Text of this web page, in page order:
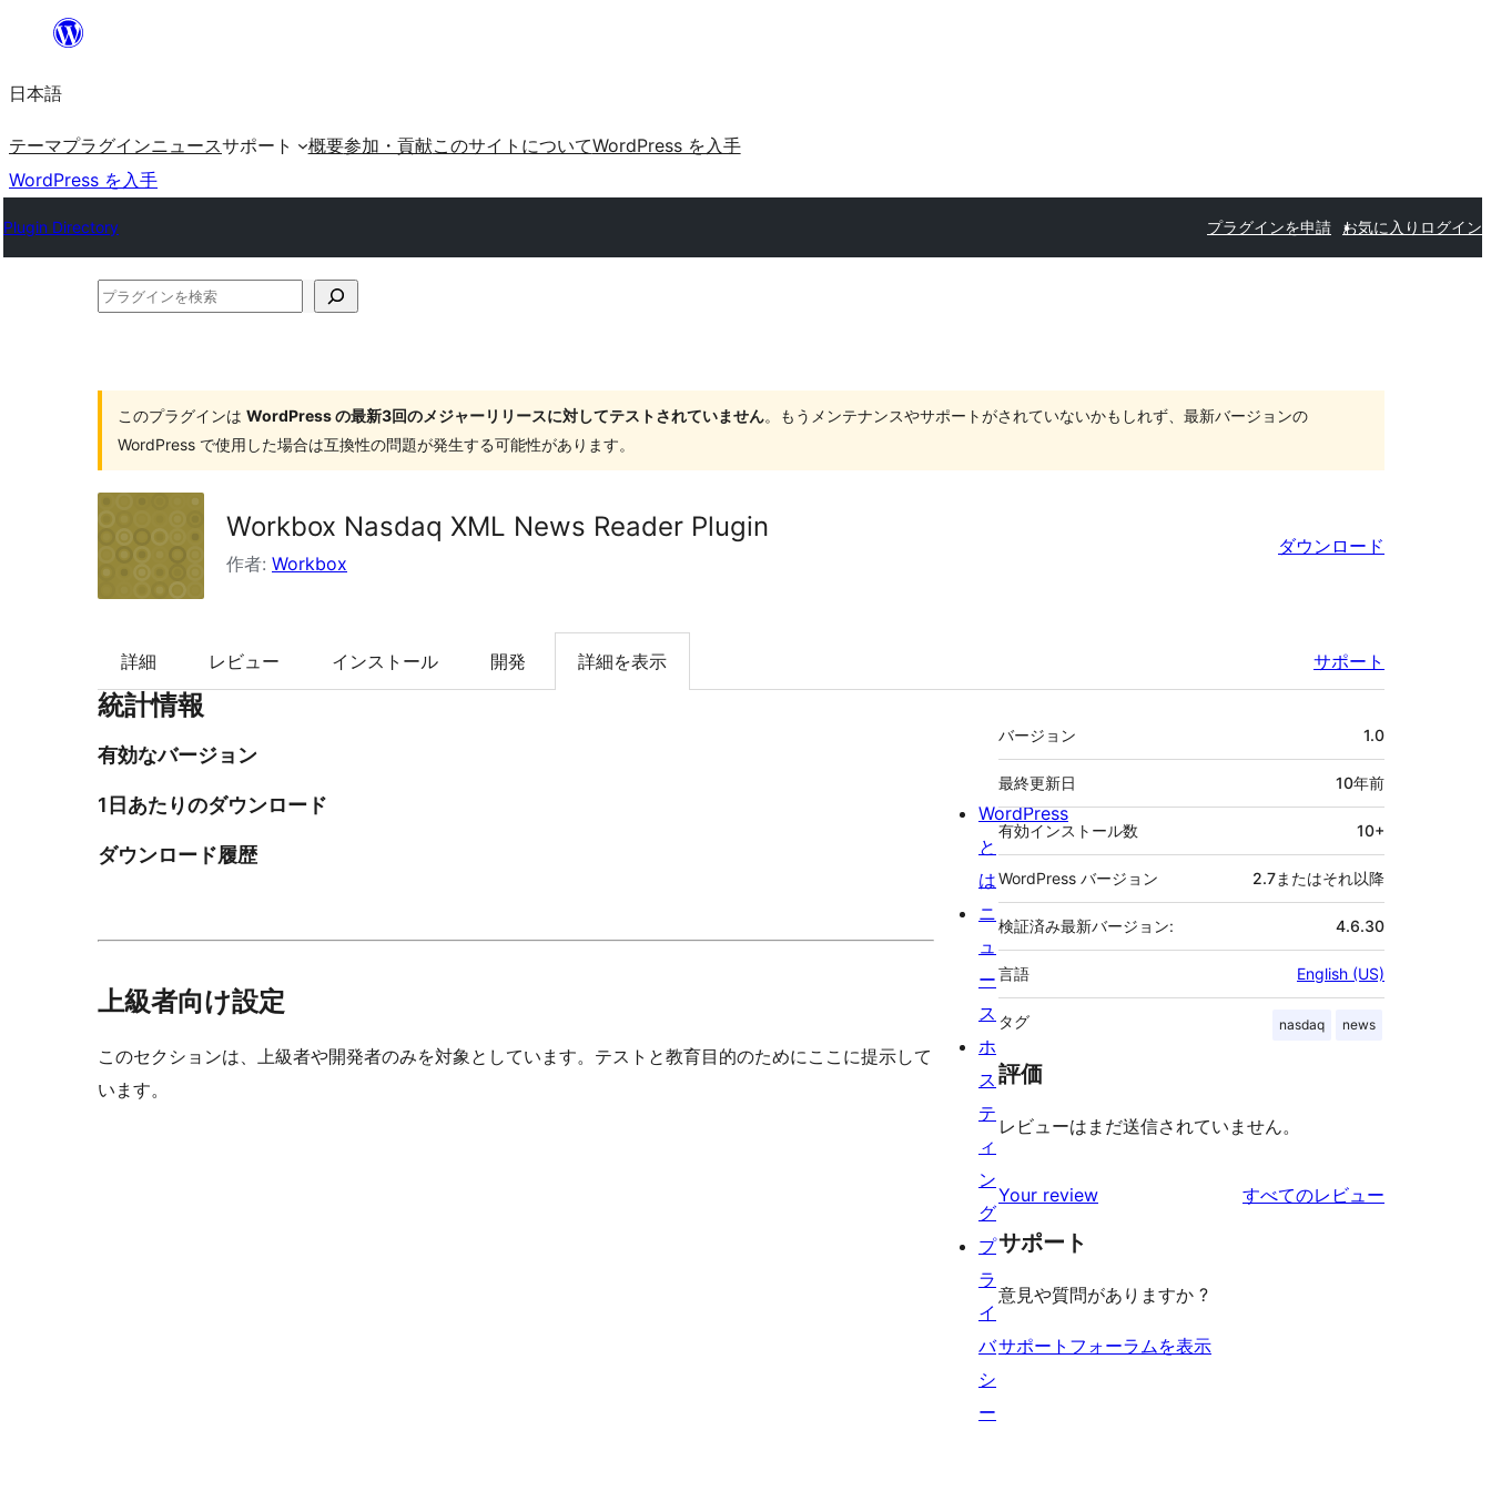
を
ッ
プ
日本語
テーマプラグインニュースサポート 概要参加・貢献このサイトについてWordPress を入手
WordPress を入手
Plugin Directory プラグインを申請 お気に入り ログイン
プ
イ
検
このプラグインは WordPress の最新3回のメジャーリリースに対してテストされていません。もうメンテナンスやサポートがされていないかもしれず、最新バージョンの
WordPress で使用した場合は互換性の問題が発生する可能性があります。
Workbox Nasdaq XML News Reader Plugin
作者: Workbox
ダウンロード
詳細 レビュー インストール 開発 詳細を表示 サポート
統計情報
有効なバージョン
1日あたりのダウンロード
ダウンロード履歴
上級者向け設定
このセクションは、上級者や開発者のみを対象としています。テストと教育目的のためにここに提示して
います。
メ
タ
バージョン 1.0
最終更新日 10年前
有効インストール数 10+
WordPress バージョン 2.7またはそれ以降
検証済み最新バージョン: 4.6.30
言語 English (US)
タグ nasdaq news
評価
レビューはまだ送信されていません。
Your review すべてのレビュー
サポート
意見や質問がありますか ?
サポートフォーラムを表示
WordPress
と
は
ニ
ュ
ー
ス
ホ
ス
テ
ィ
ン
グ
プ
ラ
イ
バ
シ
ー